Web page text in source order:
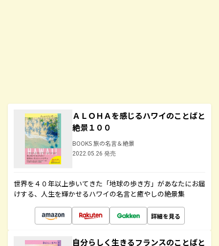
ＡＬＯＨＡを感じるハワイのことばと
絶景１００
BOOKS 旅の名言＆絶景
2022.05.26 発売
世界を４０年以上歩いてきた「地球の歩き方」があなたにお届
けする、人生を輝かせるハワイの名言と癒やしの絶景集
詳細を見る
自分らしく生きるフランスのことばと